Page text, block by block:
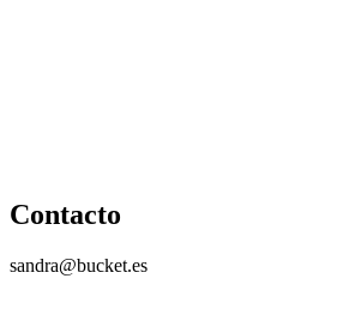
Contacto
sandra@bucket.es